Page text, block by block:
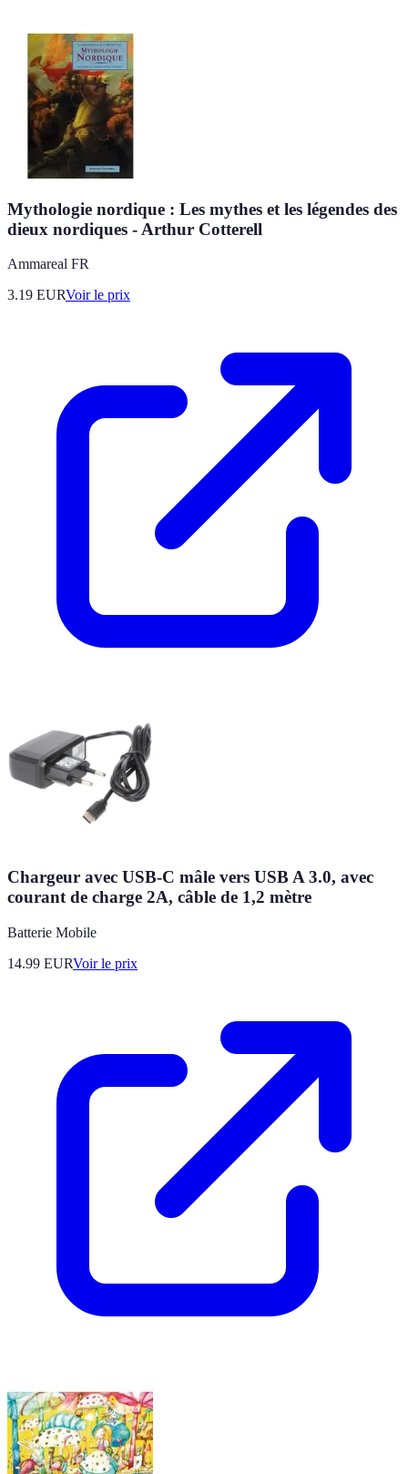
Mythologie nordique : Les mythes et les légendes des
dieux nordiques - Arthur Cotterell
Ammareal FR
3.19 EURVoir le prix
Chargeur avec USB-C mâle vers USB A 3.0, avec
courant de charge 2A, câble de 1,2 mètre
Batterie Mobile
14.99 EURVoir le prix